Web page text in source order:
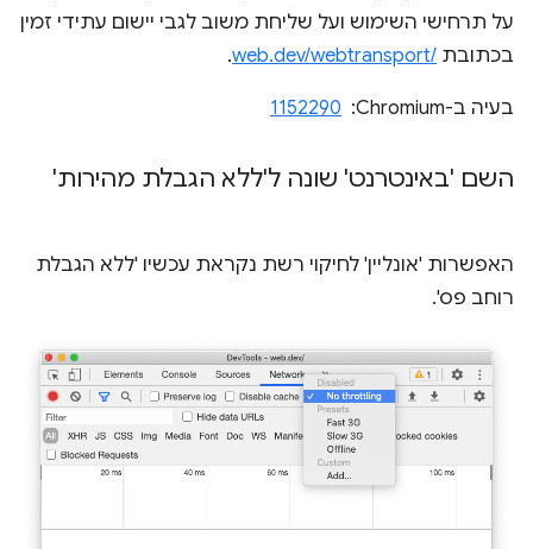
על תרחישי השימוש ועל שליחת משוב לגבי יישום עתידי זמין
בכתובת web.dev/webtransport/‎
.
בעיה ב-Chromium: ‏ 1152290
השם 'באינטרנט' שונה ל'ללא הגבלת מהירות'
האפשרות 'אונליין' לחיקוי רשת נקראת עכשיו 'ללא הגבלת
רוחב פס'.